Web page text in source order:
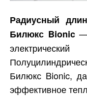
Радиусный
Билюкс Bionic—
Билюкс Bionic,
эффективное